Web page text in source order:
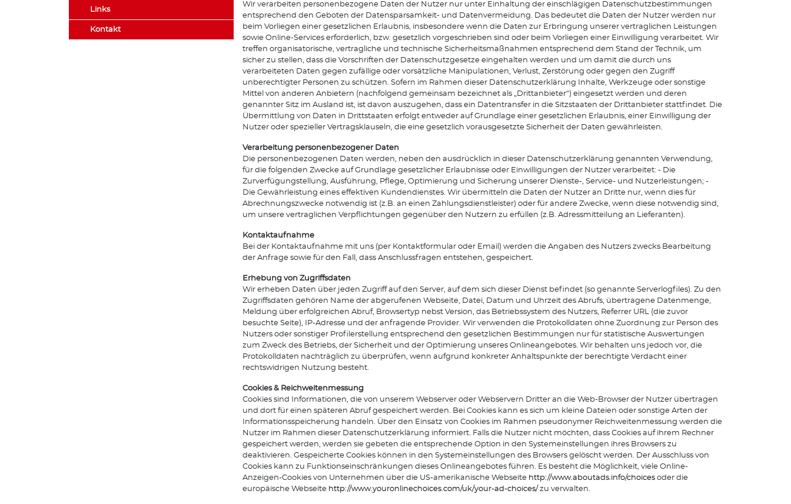
Links
Kontakt
Wir verarbeiten personenbezogene Daten der Nutzer nur unter Einhaltung der einschlägigen Datenschutzbestimmungen
entsprechend den Geboten der Datensparsamkeit- und Datenvermeidung. Das bedeutet die Daten der Nutzer werden nur
beim Vorliegen einer gesetzlichen Erlaubnis, insbesondere wenn die Daten zur Erbringung unserer vertraglichen Leistungen
sowie Online-Services erforderlich, bzw. gesetzlich vorgeschrieben sind oder beim Vorliegen einer Einwilligung verarbeitet. Wir
treffen organisatorische, vertragliche und technische Sicherheitsmaßnahmen entsprechend dem Stand der Technik, um
sicher zu stellen, dass die Vorschriften der Datenschutzgesetze eingehalten werden und um damit die durch uns
verarbeiteten Daten gegen zufällige oder vorsätzliche Manipulationen, Verlust, Zerstörung oder gegen den Zugriff
unberechtigter Personen zu schützen. Sofern im Rahmen dieser Datenschutzerklärung Inhalte, Werkzeuge oder sonstige
Mittel von anderen Anbietern (nachfolgend gemeinsam bezeichnet als „Drittanbieter“) eingesetzt werden und deren
genannter Sitz im Ausland ist, ist davon auszugehen, dass ein Datentransfer in die Sitzstaaten der Drittanbieter stattfindet. Die
Übermittlung von Daten in Drittstaaten erfolgt entweder auf Grundlage einer gesetzlichen Erlaubnis, einer Einwilligung der
Nutzer oder spezieller Vertragsklauseln, die eine gesetzlich vorausgesetzte Sicherheit der Daten gewährleisten.
Verarbeitung personenbezogener Daten
Die personenbezogenen Daten werden, neben den ausdrücklich in dieser Datenschutzerklärung genannten Verwendung,
für die folgenden Zwecke auf Grundlage gesetzlicher Erlaubnisse oder Einwilligungen der Nutzer verarbeitet: - Die
Zurverfügungstellung, Ausführung, Pflege, Optimierung und Sicherung unserer Dienste-, Service- und Nutzerleistungen; -
Die Gewährleistung eines effektiven Kundendienstes. Wir übermitteln die Daten der Nutzer an Dritte nur, wenn dies für
Abrechnungszwecke notwendig ist (z.B. an einen Zahlungsdienstleister) oder für andere Zwecke, wenn diese notwendig sind,
um unsere vertraglichen Verpflichtungen gegenüber den Nutzern zu erfüllen (z.B. Adressmitteilung an Lieferanten).
Kontaktaufnahme
Bei der Kontaktaufnahme mit uns (per Kontaktformular oder Email) werden die Angaben des Nutzers zwecks Bearbeitung
der Anfrage sowie für den Fall, dass Anschlussfragen entstehen, gespeichert.
Erhebung von Zugriffsdaten
Wir erheben Daten über jeden Zugriff auf den Server, auf dem sich dieser Dienst befindet (so genannte Serverlogfiles). Zu den
Zugriffsdaten gehören Name der abgerufenen Webseite, Datei, Datum und Uhrzeit des Abrufs, übertragene Datenmenge,
Meldung über erfolgreichen Abruf, Browsertyp nebst Version, das Betriebssystem des Nutzers, Referrer URL (die zuvor
besuchte Seite), IP-Adresse und der anfragende Provider. Wir verwenden die Protokolldaten ohne Zuordnung zur Person des
Nutzers oder sonstiger Profilerstellung entsprechend den gesetzlichen Bestimmungen nur für statistische Auswertungen
zum Zweck des Betriebs, der Sicherheit und der Optimierung unseres Onlineangebotes. Wir behalten uns jedoch vor, die
Protokolldaten nachträglich zu überprüfen, wenn aufgrund konkreter Anhaltspunkte der berechtigte Verdacht einer
rechtswidrigen Nutzung besteht.
Cookies & Reichweitenmessung
Cookies sind Informationen, die von unserem Webserver oder Webservern Dritter an die Web-Browser der Nutzer übertragen
und dort für einen späteren Abruf gespeichert werden. Bei Cookies kann es sich um kleine Dateien oder sonstige Arten der
Informationsspeicherung handeln. Über den Einsatz von Cookies im Rahmen pseudonymer Reichweitenmessung werden die
Nutzer im Rahmen dieser Datenschutzerklärung informiert. Falls die Nutzer nicht möchten, dass Cookies auf ihrem Rechner
gespeichert werden, werden sie gebeten die entsprechende Option in den Systemeinstellungen ihres Browsers zu
deaktivieren. Gespeicherte Cookies können in den Systemeinstellungen des Browsers gelöscht werden. Der Ausschluss von
Cookies kann zu Funktionseinschränkungen dieses Onlineangebotes führen. Es besteht die Möglichkeit, viele Online-
Anzeigen-Cookies von Unternehmen über die US-amerikanische Webseite http://www.aboutads.info/choices oder die
europäische Webseite http://www.youronlinechoices.com/uk/your-ad-choices/ zu verwalten.